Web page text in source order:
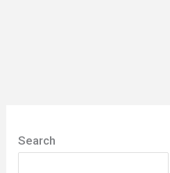
Search